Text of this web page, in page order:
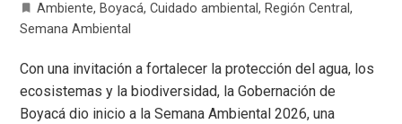
Ambiente, Boyacá,Cuidado ambiental, Región Central,
Semana Ambiental
Con una invitación a fortalecer la protección del agua, los
ecosistemas y la biodiversidad, la Gobernación de
Boyacá dio inicio a la Semana Ambiental 2026, una